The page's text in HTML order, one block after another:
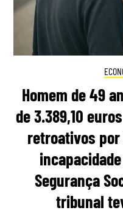
Homem de 49
de 3.389,10
retroativos
Segurança
tribunal